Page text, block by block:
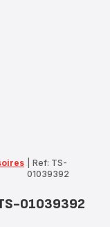
Ref: TS-
01039392
01039392